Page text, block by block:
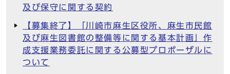
及び保守に関する契約
【募集終了】「川崎市麻生区役所、麻生市民館
及び麻生図書館の整備等に関する基本計画」作
成支援業務委託に関する公募型プロポーザルに
ついて